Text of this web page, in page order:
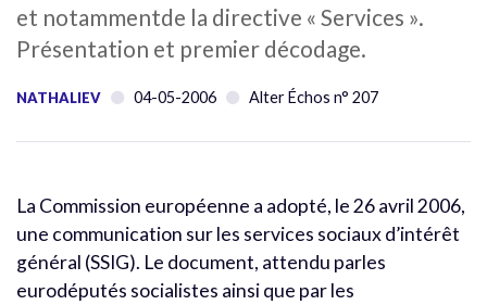
et notammentde la directive « Services ».
Présentation et premier décodage.
NATHALIEV 04-05-2006 Alter Échos n° 207
La Commission européenne a adopté, le 26 avril 2006,
une communication sur les services sociaux d’intérêt
général (SSIG). Le document, attendu parles
eurodéputés socialistes ainsi que par les